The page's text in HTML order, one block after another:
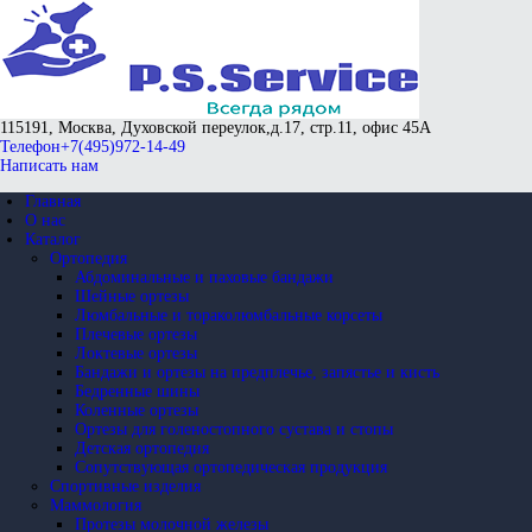
115191, Москва, Духовской переулок,д.17, стр.11, офис 45А
Телефон+7(495)972-14-49
Написать нам
Главная
О нас
Каталог
Ортопедия
Абдоминальные и паховые бандажи
Шейные ортезы
Люмбальные и тораколюмбальные корсеты
Плечевые ортезы
Локтевые ортезы
Бандажи и ортезы на предплечье, запястье и кисть
Бедренные шины
Коленные ортезы
Ортезы для голеностопного сустава и стопы
Детская ортопедия
Сопутствующая ортопедическая продукция
Спортивные изделия
Маммология
Протезы молочной железы